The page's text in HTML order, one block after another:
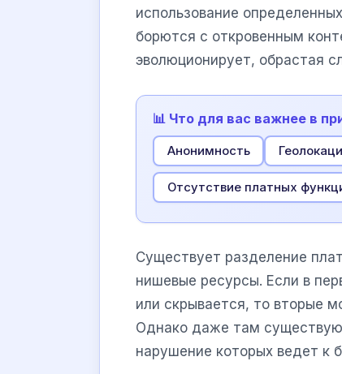
использование
борются с откровенным
эволюционирует, обрастая
📊 Что для вас важнее в
Анонимность
Отсутствие платных
Существует разделение
нишевые ресурсы. Если в
или скрывается, то вторые
Однако даже там
нарушение которых ведет к